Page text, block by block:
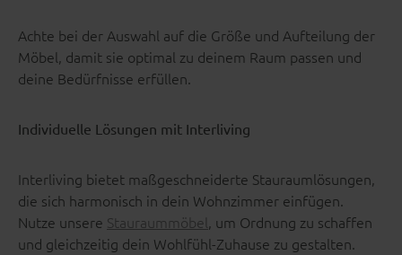
Achte bei der Auswahl auf die Größe und Aufteilung der
Möbel, damit sie optimal zu deinem Raum passen und
deine Bedürfnisse erfüllen.
Individuelle Lösungen mit Interliving
Interliving bietet maßgeschneiderte Stauraumlösungen,
die sich harmonisch in dein Wohnzimmer einfügen.
Nutze unsere Stauraummöbel , um Ordnung zu schaffen
und gleichzeitig dein Wohlfühl-Zuhause zu gestalten.